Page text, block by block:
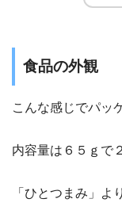
食品の外観
こんな感じでパッ
内容量は６５ｇで
「ひとつまみ」よ